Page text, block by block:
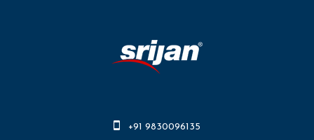
+91 9830096135